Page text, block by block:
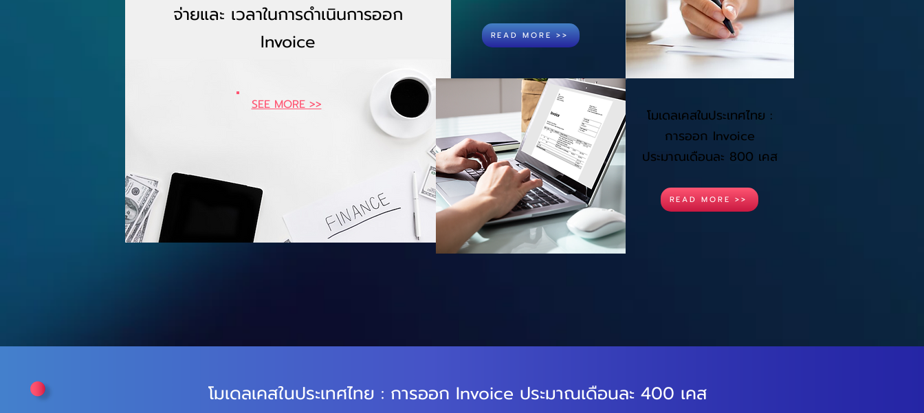
READ MORE >>
จ่ายและ เวลาในการดำเนินการออก
Invoice
SEE MORE >>
โมเดลเคสในประเทศไทย :
การออก Invoice
ประมาณเดือนละ 800 เคส
READ MORE >>
โมเดลเคสในประเทศไทย : การออก Invoice ประมาณเดือนละ 400 เคส